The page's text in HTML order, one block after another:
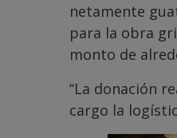
netamente
para la obra
monto de
“La donación
cargo la